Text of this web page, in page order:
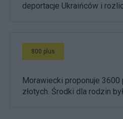
deportacje Ukraińców i
800 plus
Morawiecki proponuje
złotych. Środki dla rodzin